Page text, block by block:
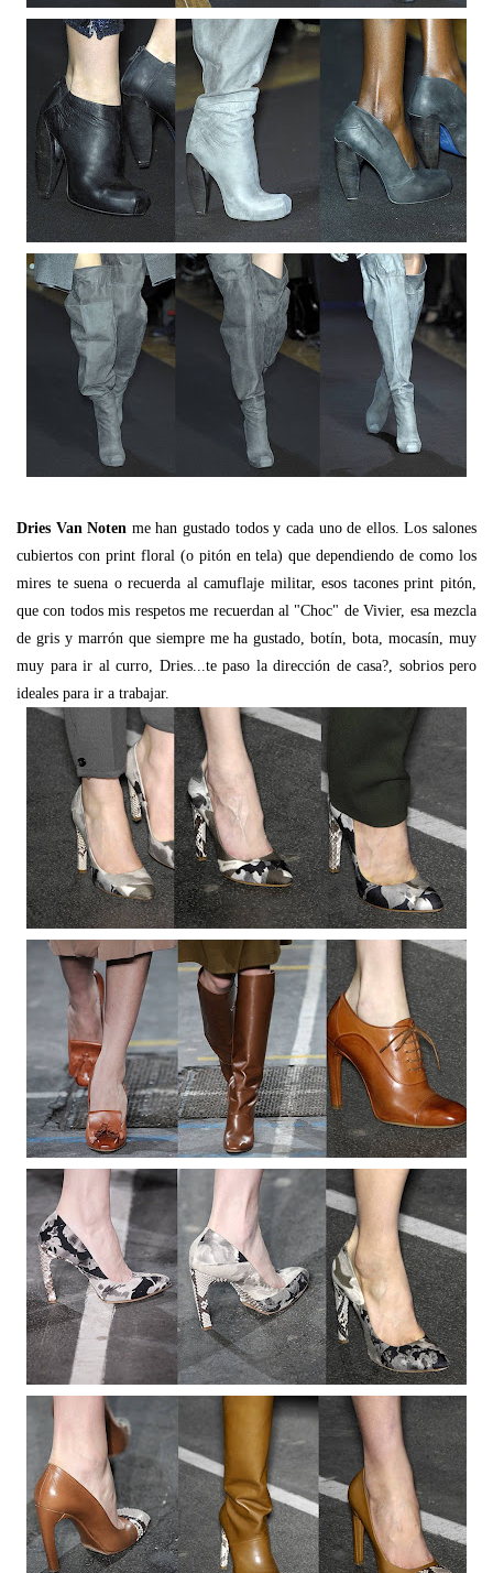
Dries Van Noten me han gustado todos y cada uno de ellos. Los salones
cubiertos con print floral (o pitón en tela) que dependiendo de como los
mires te suena o recuerda al camuflaje militar, esos tacones print pitón,
que con todos mis respetos me recuerdan al "Choc" de Vivier, esa mezcla
de gris y marrón que siempre me ha gustado, botín, bota, mocasín, muy
muy para ir al curro, Dries...te paso la dirección de casa?, sobrios pero
ideales para ir a trabajar.